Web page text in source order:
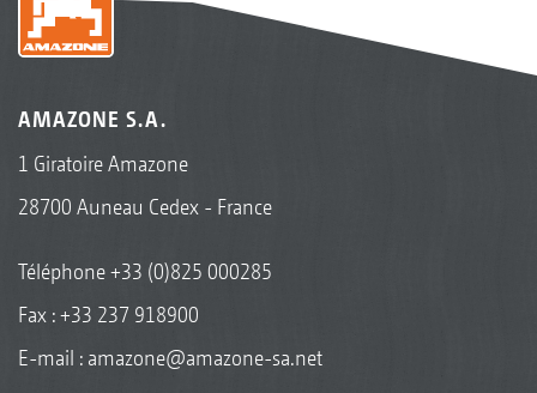
AMAZONE S.A.
1 Giratoire Amazone
28700 Auneau Cedex - France
Téléphone+33 (0)825 000285
Fax : +33 237 918900
E-mail : amazone@amazone-sa.net